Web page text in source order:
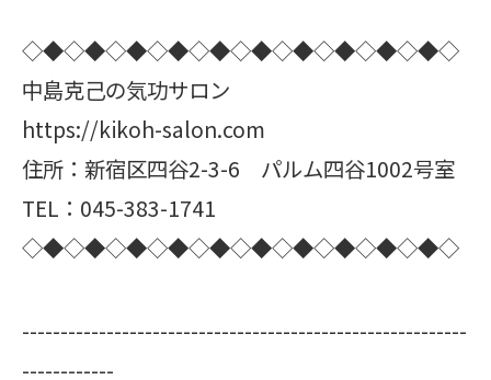
◇◆◇◆◇◆◇◆◇◆◇◆◇◆◇◆◇◆◇◆◇
中島克己の気功サロン
https://kikoh-salon.com
住所：新宿区四谷2-3-6 パルム四谷1002号室
TEL：045-383-1741
◇◆◇◆◇◆◇◆◇◆◇◆◇◆◇◆◇◆◇◆◇
----------------------------------------------------------
------------